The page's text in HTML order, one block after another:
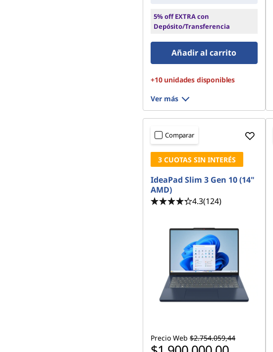
5% off EXTRA con
Depósito/Transferencia
Añadir al carrito
+10 unidades disponibles
Ver más
Comparar
3 CUOTAS SIN INTERÉS
IdeaPad Slim 3 Gen 10 (14"
AMD)
4.3(124)
Precio Web $2.754.059,44